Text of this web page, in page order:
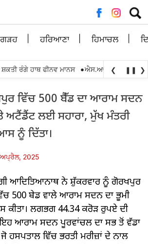
ਲਈ
ਖੋਜ:
ਹਰਿਆਣਾ ਹਿਮਾਚਲ
ਰੰਗੇ ਹਾਥ ਫੀਨਵ ਮਾਨਸ • ਐਸ.ਆਈ.ਆਰ.2026 ਇੰਟਰ
❮ ❚❚ ❯
ਵਿੱਚ 500 ਬੈੱਡ ਦਾ ਆਰਾਮ ਸਦਨ
ਅਟੈਂਡੈਂਟ ਲਈ ਸਹਾਰਾ, ਮੁੱਖ ਮੰਤਰੀ
ਨੂੰ ਦਿੱਤਾ।
2025
ਆਦਿਤਿਆਨਾਥ ਨੇ ਸ਼ੁੱਕਰਵਾਰ ਨੂੰ ਗੋਰਖਪੁਰ
500 ਬੇਡ ਵਾਲੇ ਆਰਾਮ ਸਦਨ ਦਾ ਭੂਮੀ
ਕੀਤਾ। ਲਗਭਗ 44.34 ਕਰੋੜ ਰੁਪਏ ਦੀ
ਆਰਾਮ ਸਦਨ ਪੂਰਵਾਂਚਲ ਦਾ ਸਭ ਤੋਂ ਵੱਡਾ
ਹਸਪਤਾਲ ਵਿੱਚ ਭਰਤੀ ਮਰੀਜ਼ਾਂ ਦੇ ਨਾਲ